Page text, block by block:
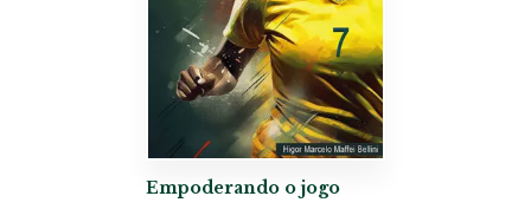
Empoderando o jogo